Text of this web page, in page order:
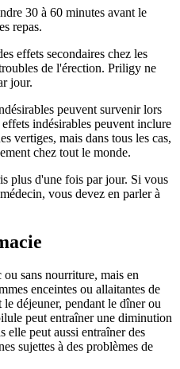
30 à 60 minutes avant le
repas.
effets secondaires chez les
de l'érection. Priligy ne
jour.
peuvent survenir lors
indésirables peuvent inclure
vertiges, mais dans tous les cas,
chez tout le monde.
plus d'une fois par jour. Si vous
vous devez en parler à
sans nourriture, mais en
enceintes ou allaitantes de
déjeuner, pendant le dîner ou
peut entraîner une diminution
elle peut aussi entraîner des
sujettes à des problèmes de